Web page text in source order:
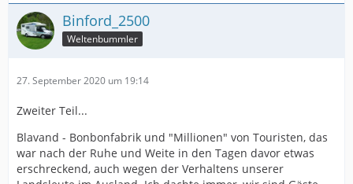
Binford_2500
Weltenbummler
27. September 2020 um 19:14
Zweiter Teil...
Blavand - Bonbonfabrik und "Millionen" von Touristen, das
war nach der Ruhe und Weite in den Tagen davor etwas
erschreckend, auch wegen der Verhaltens unserer